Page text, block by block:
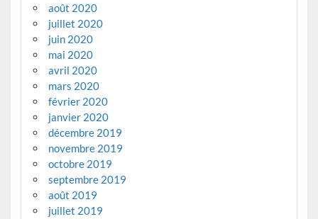
août 2020
juillet 2020
juin 2020
mai 2020
avril 2020
mars 2020
février 2020
janvier 2020
décembre 2019
novembre 2019
octobre 2019
septembre 2019
août 2019
juillet 2019